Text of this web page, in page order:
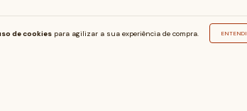
de cookies para agilizar a sua experiência de compra. ENTENDI